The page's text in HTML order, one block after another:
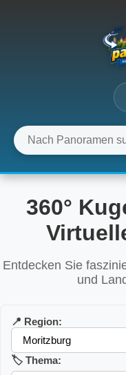
360°
Entdecken Sie
und
📍 Region:
🏷️ Thema: